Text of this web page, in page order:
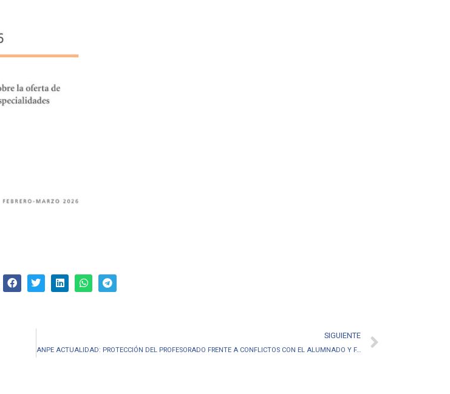
SIGUIENTE
ANPE ACTUALIDAD: PROTECCIÓN DEL PROFESORADO FRENTE A CONFLICTOS CON EL ALUMNADO Y FAMILIAS